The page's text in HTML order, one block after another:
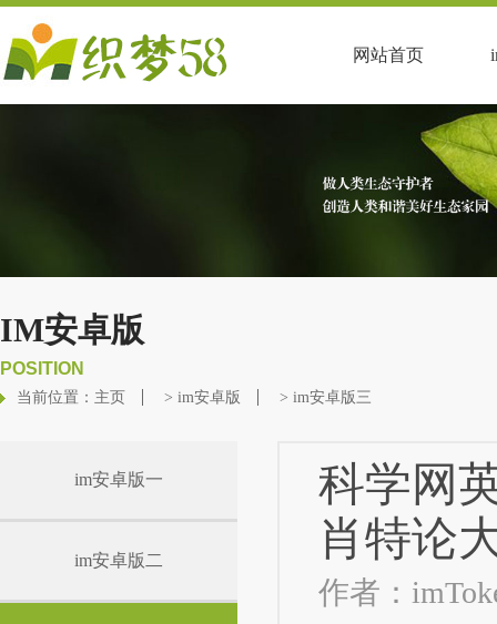
网站首页
IM安卓版
POSITION
当前位置： 主页 > im安卓版 > im安卓版三
im安卓版一
im安卓版二
科学网
肖特论
作者：